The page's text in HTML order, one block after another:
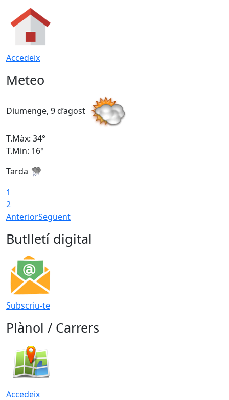
Accedeix
Meteo
Diumenge, 9 d’agost
T.Màx: 34°
T.Min: 16°
Tarda
1
2
AnteriorSegüent
Butlletí digital
Subscriu-te
Plànol / Carrers
Accedeix